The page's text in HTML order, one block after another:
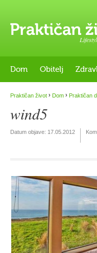
Dom Obitelj
Praktičan život › Dom › Praktičan
wind5
Datum objave: 17.05.2012